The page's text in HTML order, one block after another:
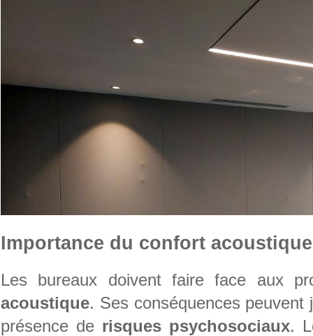
Importance du confort
Les bureaux doivent faire face aux
acoustique. Ses conséquences
présence de risques psychosociaux.